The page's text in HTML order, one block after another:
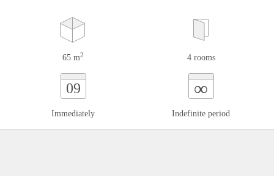
65 m2 4 rooms
09
Immediately
∞
Indefinite period